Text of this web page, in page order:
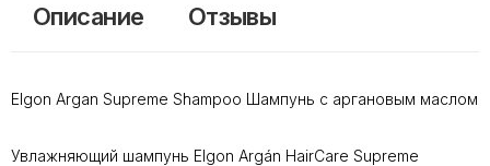
Описание Отзывы
Elgon Argan Supreme Shampoo Шампунь с аргановым маслом
Увлажняющий шампунь Elgon Argán HairCare Supreme